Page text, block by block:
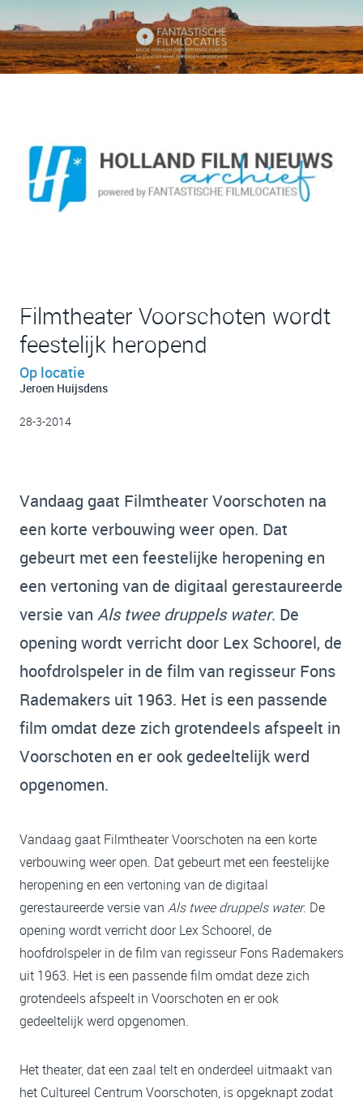
Filmtheater Voorschoten wordt
feestelijk heropend
Op locatie
Jeroen Huijsdens
28-3-2014
Vandaag gaat Filmtheater Voorschoten na
een korte verbouwing weer open. Dat
gebeurt met een feestelijke heropening en
een vertoning van de digitaal gerestaureerde
versie van Als twee druppels water. De
opening wordt verricht door Lex Schoorel, de
hoofdrolspeler in de film van regisseur Fons
Rademakers uit 1963. Het is een passende
film omdat deze zich grotendeels afspeelt in
Voorschoten en er ook gedeeltelijk werd
opgenomen.
Vandaag gaat Filmtheater Voorschoten na een korte
verbouwing weer open. Dat gebeurt met een feestelijke
heropening en een vertoning van de digitaal
gerestaureerde versie van Als twee druppels water. De
opening wordt verricht door Lex Schoorel, de
hoofdrolspeler in de film van regisseur Fons Rademakers
uit 1963. Het is een passende film omdat deze zich
grotendeels afspeelt in Voorschoten en er ook
gedeeltelijk werd opgenomen.
Het theater, dat een zaal telt en onderdeel uitmaakt van
het Cultureel Centrum Voorschoten, is opgeknapt zodat